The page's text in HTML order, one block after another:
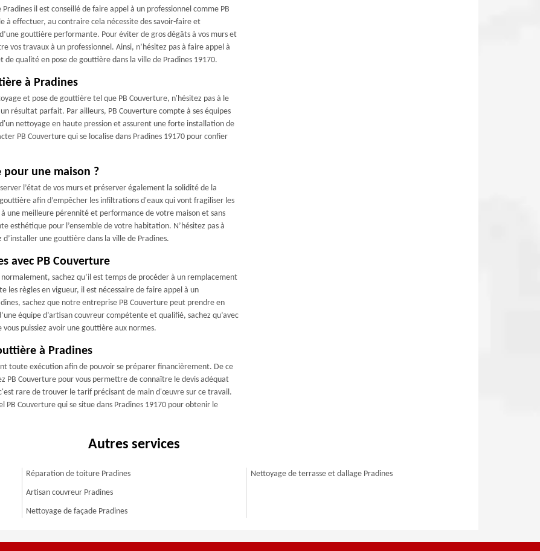
il est conseillé de faire appel à un professionnel comme PB
à effectuer, au contraire cela nécessite des savoir-faire et
gouttière performante. Pour éviter de gros dégâts à vos murs et
vos travaux à un professionnel. Ainsi, n’hésitez pas à faire appel à
qualité en pose de gouttière dans la ville de Pradines 19170.
à Pradines
et pose de gouttière tel que PB Couverture, n'hésitez pas à le
résultat parfait. Par ailleurs, PB Couverture compte à ses équipes
nettoyage en haute pression et assurent une forte installation de
PB Couverture qui se localise dans Pradines 19170 pour confier
pour une maison ?
l’état de vos murs et préserver également la solidité de la
afin d’empêcher les infiltrations d'eaux qui vont fragiliser les
une meilleure pérennité et performance de votre maison et sans
esthétique pour l’ensemble de votre habitation. N’hésitez pas à
une gouttière dans la ville de Pradines.
avec PB Couverture
sachez qu’il est temps de procéder à un remplacement
règles en vigueur, il est nécessaire de faire appel à un
sachez que notre entreprise PB Couverture peut prendre en
équipe d’artisan couvreur compétente et qualifié, sachez qu’avec
puissiez avoir une gouttière aux normes.
à Pradines
toute exécution afin de pouvoir se préparer financièrement. De ce
Couverture pour vous permettre de connaître le devis adéquat
rare de trouver le tarif précisant de main d'œuvre sur ce travail.
PB Couverture qui se situe dans Pradines 19170 pour obtenir le
Autres services
Réparation de toiture Pradines
Artisan couvreur Pradines
Nettoyage de façade Pradines
Nettoyage de terrasse et dallage Pradines